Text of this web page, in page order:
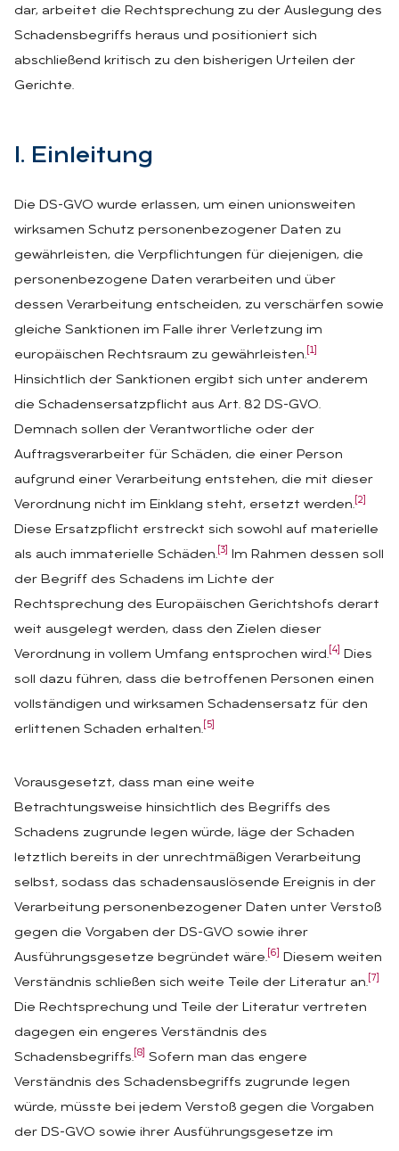
dar, arbeitet die Rechtsprechung zu der Auslegung des
Schadensbegriffs heraus und positioniert sich
abschließend kritisch zu den bisherigen Urteilen der
Gerichte.
I. Ein­lei­tung
Die DS-GVO wurde erlassen, um einen unionsweiten
wirksamen Schutz personenbezogener Daten zu
gewährleisten, die Verpflichtungen für diejenigen, die
personenbezogene Daten verarbeiten und über
dessen Verarbeitung entscheiden, zu verschärfen sowie
gleiche Sanktionen im Falle ihrer Verletzung im
europäischen Rechtsraum zu gewährleisten. [1]
Hinsichtlich der Sanktionen ergibt sich unter anderem
die Schadensersatzpflicht aus Art. 82 DS-GVO.
Demnach sollen der Verantwortliche oder der
Auftragsverarbeiter für Schäden, die einer Person
aufgrund einer Verarbeitung entstehen, die mit dieser
Verordnung nicht im Einklang steht, ersetzt werden. [2]
Diese Ersatzpflicht erstreckt sich sowohl auf materielle
als auch immaterielle Schäden. [3]
Im Rahmen dessen soll
der Begriff des Schadens im Lichte der
Rechtsprechung des Europäischen Gerichtshofs derart
weit ausgelegt werden, dass den Zielen dieser
Verordnung in vollem Umfang entsprochen wird. [4]
Dies
soll dazu führen, dass die betroffenen Personen einen
vollständigen und wirksamen Schadensersatz für den
erlittenen Schaden erhalten. [5]
Vorausgesetzt, dass man eine weite
Betrachtungsweise hinsichtlich des Begriffs des
Schadens zugrunde legen würde, läge der Schaden
letztlich bereits in der unrechtmäßigen Verarbeitung
selbst, sodass das schadensauslösende Ereignis in der
Verarbeitung personenbezogener Daten unter Verstoß
gegen die Vorgaben der DS-GVO sowie ihrer
Ausführungsgesetze begründet wäre. [6]
Diesem weiten
Verständnis schließen sich weite Teile der Literatur an. [7]
Die Rechtsprechung und Teile der Literatur vertreten
dagegen ein engeres Verständnis des
Schadensbegriffs. [8]
Sofern man das engere
Verständnis des Schadensbegriffs zugrunde legen
würde, müsste bei jedem Verstoß gegen die Vorgaben
der DS-GVO sowie ihrer Ausführungsgesetze im